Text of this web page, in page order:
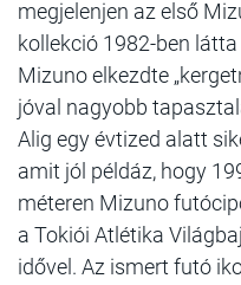
megjelenjen az első
kollekció 1982-ben
Mizuno elkezdte
jóval nagyobb
Alig egy évtized alatt
amit jól példáz, hogy
méteren Mizuno
a Tokiói Atlétika
idővel. Az ismert futó